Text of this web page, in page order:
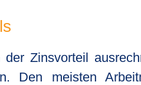
Zinsvorteil
Den meisten